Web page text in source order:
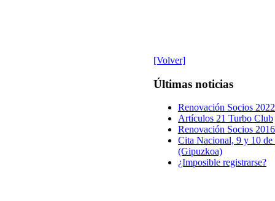
[Volver]
Últimas noticias
Renovación Socios 2022
Artículos 21 Turbo Club
Renovación Socios 2016
Cita Nacional, 9 y 10
(Gipuzkoa)
¿Imposible registrarse?